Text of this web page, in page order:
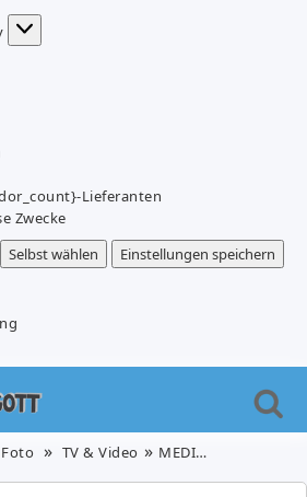
Lieferanten
Zwecke
Selbst wählen
Einstellungen speichern
TV & Video MEDION Life, tragbarer DVD-Player mit DVB-T, 7” (17,78 cm) TFT-LCD, 3 in 1 Kartenleser, Xvid und MPEG4 kompatibel, USB-Anschluss für 72,00€